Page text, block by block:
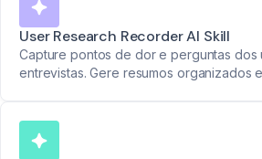
User Research Recorder AI Skill
Capture pontos de dor e perguntas dos
entrevistas. Gere resumos organizados